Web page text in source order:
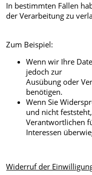
In bestimmten Fällen
der Verarbeitung zu
Zum Beispiel:
Wenn wir Ihre
jedoch zur
Ausübung oder
benötigen.
Wenn Sie
und nicht
Verantwortlichen
Interessen
Widerruf der